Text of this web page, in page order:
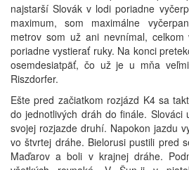
najstarší Slovák v lodi poriadne
maximum, som maximálne
metrov som už ani nevnímal,
poriadne vystierať ruky. Na konci
osemdesiatpäť, čo už je u mňa
Riszdorfer.
Ešte pred začiatkom rozjázd K4 sa
do jednotlivých dráh do finále. Slováci
svojej rozjazde druhí. Napokon jazdu
vo štvrtej dráhe. Bielorusi pustili pred
Maďarov a boli v krajnej dráhe.